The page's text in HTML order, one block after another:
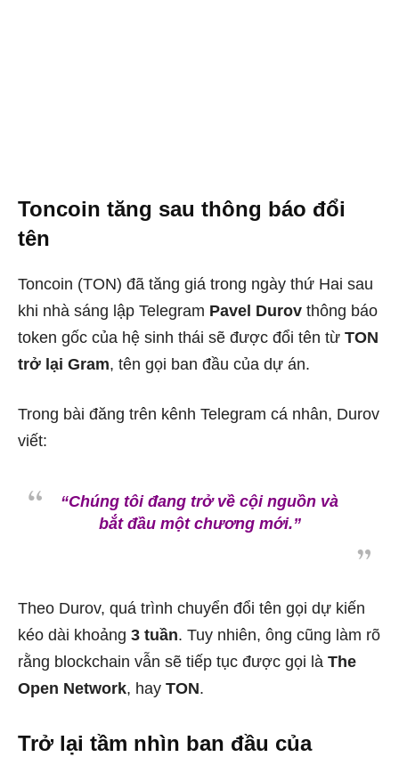
Toncoin tăng sau thông báo đổi
tên
Toncoin (TON) đã tăng giá trong ngày thứ Hai sau
khi nhà sáng lập Telegram Pavel Durov thông báo
token gốc của hệ sinh thái sẽ được đổi tên từ TON
trở lại Gram, tên gọi ban đầu của dự án.
Trong bài đăng trên kênh Telegram cá nhân, Durov
viết:
“Chúng tôi đang trở về cội nguồn và
bắt đầu một chương mới.”
Theo Durov, quá trình chuyển đổi tên gọi dự kiến
kéo dài khoảng 3 tuần. Tuy nhiên, ông cũng làm rõ
rằng blockchain vẫn sẽ tiếp tục được gọi là The
Open Network, hay TON.
Trở lại tầm nhìn ban đầu của